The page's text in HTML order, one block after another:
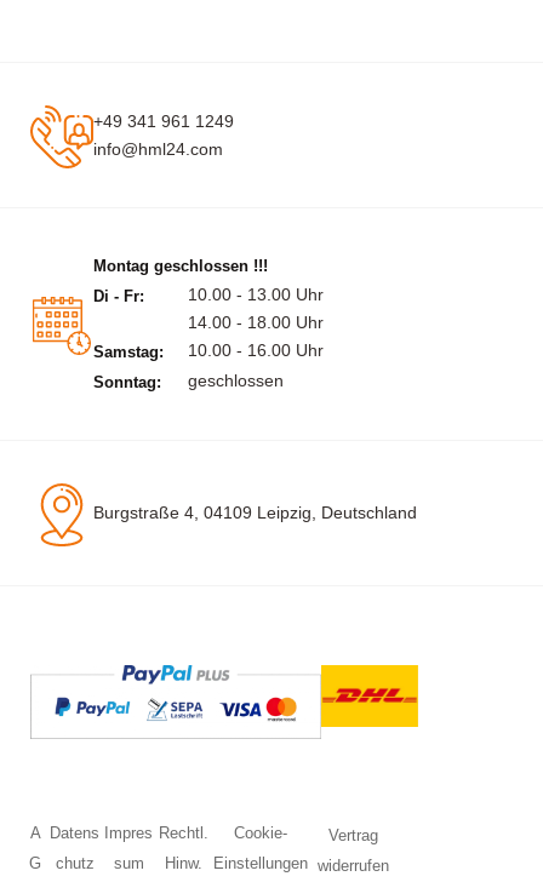
+49 341 961 1249
info@hml24.com
Montag geschlossen !!!
Di - Fr:
10.00 - 13.00 Uhr
14.00 - 18.00 Uhr
Samstag: 10.00 - 16.00 Uhr
Sonntag: geschlossen
Burgstraße 4, 04109 Leipzig, Deutschland
A
G
Datens
chutz
Impres
sum
Rechtl.
Hinw.
Cookie-
Einstellungen
Vertrag
widerrufen